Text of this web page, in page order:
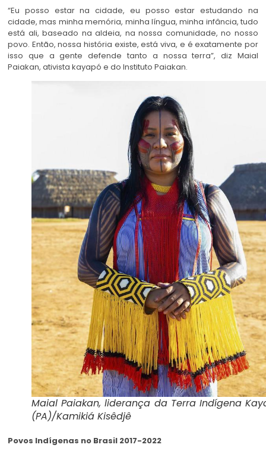
“Eu posso estar na cidade, eu posso estar estudando na
cidade, mas minha memória, minha língua, minha infância, tudo
está ali, baseado na aldeia, na nossa comunidade, no nosso
povo. Então, nossa história existe, está viva, e é exatamente por
isso que a gente defende tanto a nossa terra”, diz Maial
Paiakan, ativista kayapó e do Instituto Paiakan.
Maial Paiakan, liderança da Terra Indígena
(PA)/Kamikiá Kisêdjê
Povos Indígenas no Brasil 2017-2022